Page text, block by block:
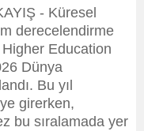
- Küresel
derecelendirme
Education
Dünya
Bu yıl
girerken,
bu sıralamada yer